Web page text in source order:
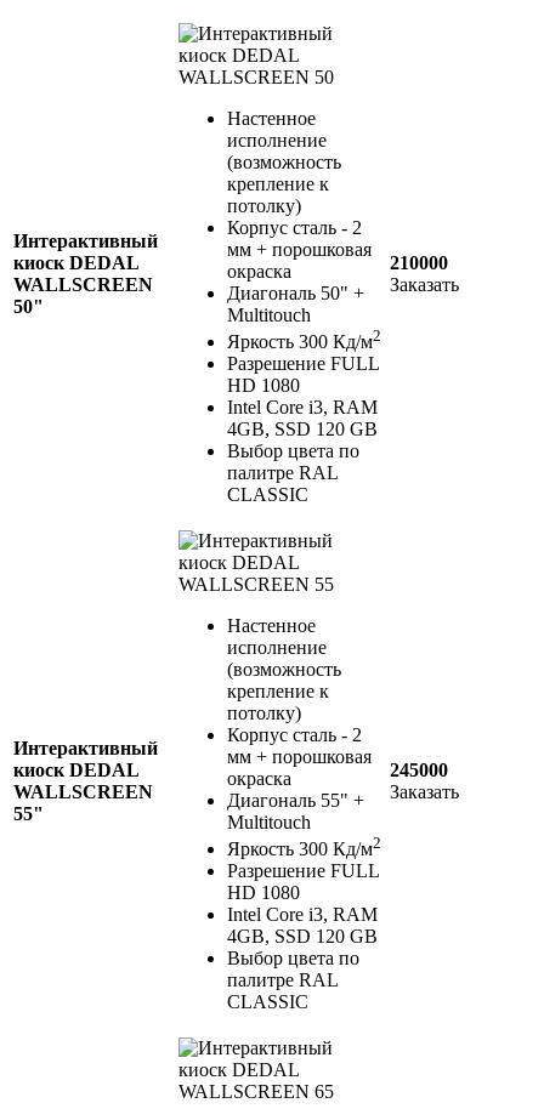
Интерактивный
киоск DEDAL
WALLSCREEN
50"
Настенное
исполнение
(возможность
крепление к
потолку)
Корпус сталь - 2
мм + порошковая
окраска
Диагональ 50" +
Multitouch
Яркость 300 Кд/м2
Разрешение FULL
HD 1080
Intel Core i3, RAM
4GB, SSD 120 GB
Выбор цвета по
палитре RAL
CLASSIC
210000
Заказать
Интерактивный
киоск DEDAL
WALLSCREEN
55"
Настенное
исполнение
(возможность
крепление к
потолку)
Корпус сталь - 2
мм + порошковая
окраска
Диагональ 55" +
Multitouch
Яркость 300 Кд/м2
Разрешение FULL
HD 1080
Intel Core i3, RAM
4GB, SSD 120 GB
Выбор цвета по
палитре RAL
CLASSIC
245000
Заказать